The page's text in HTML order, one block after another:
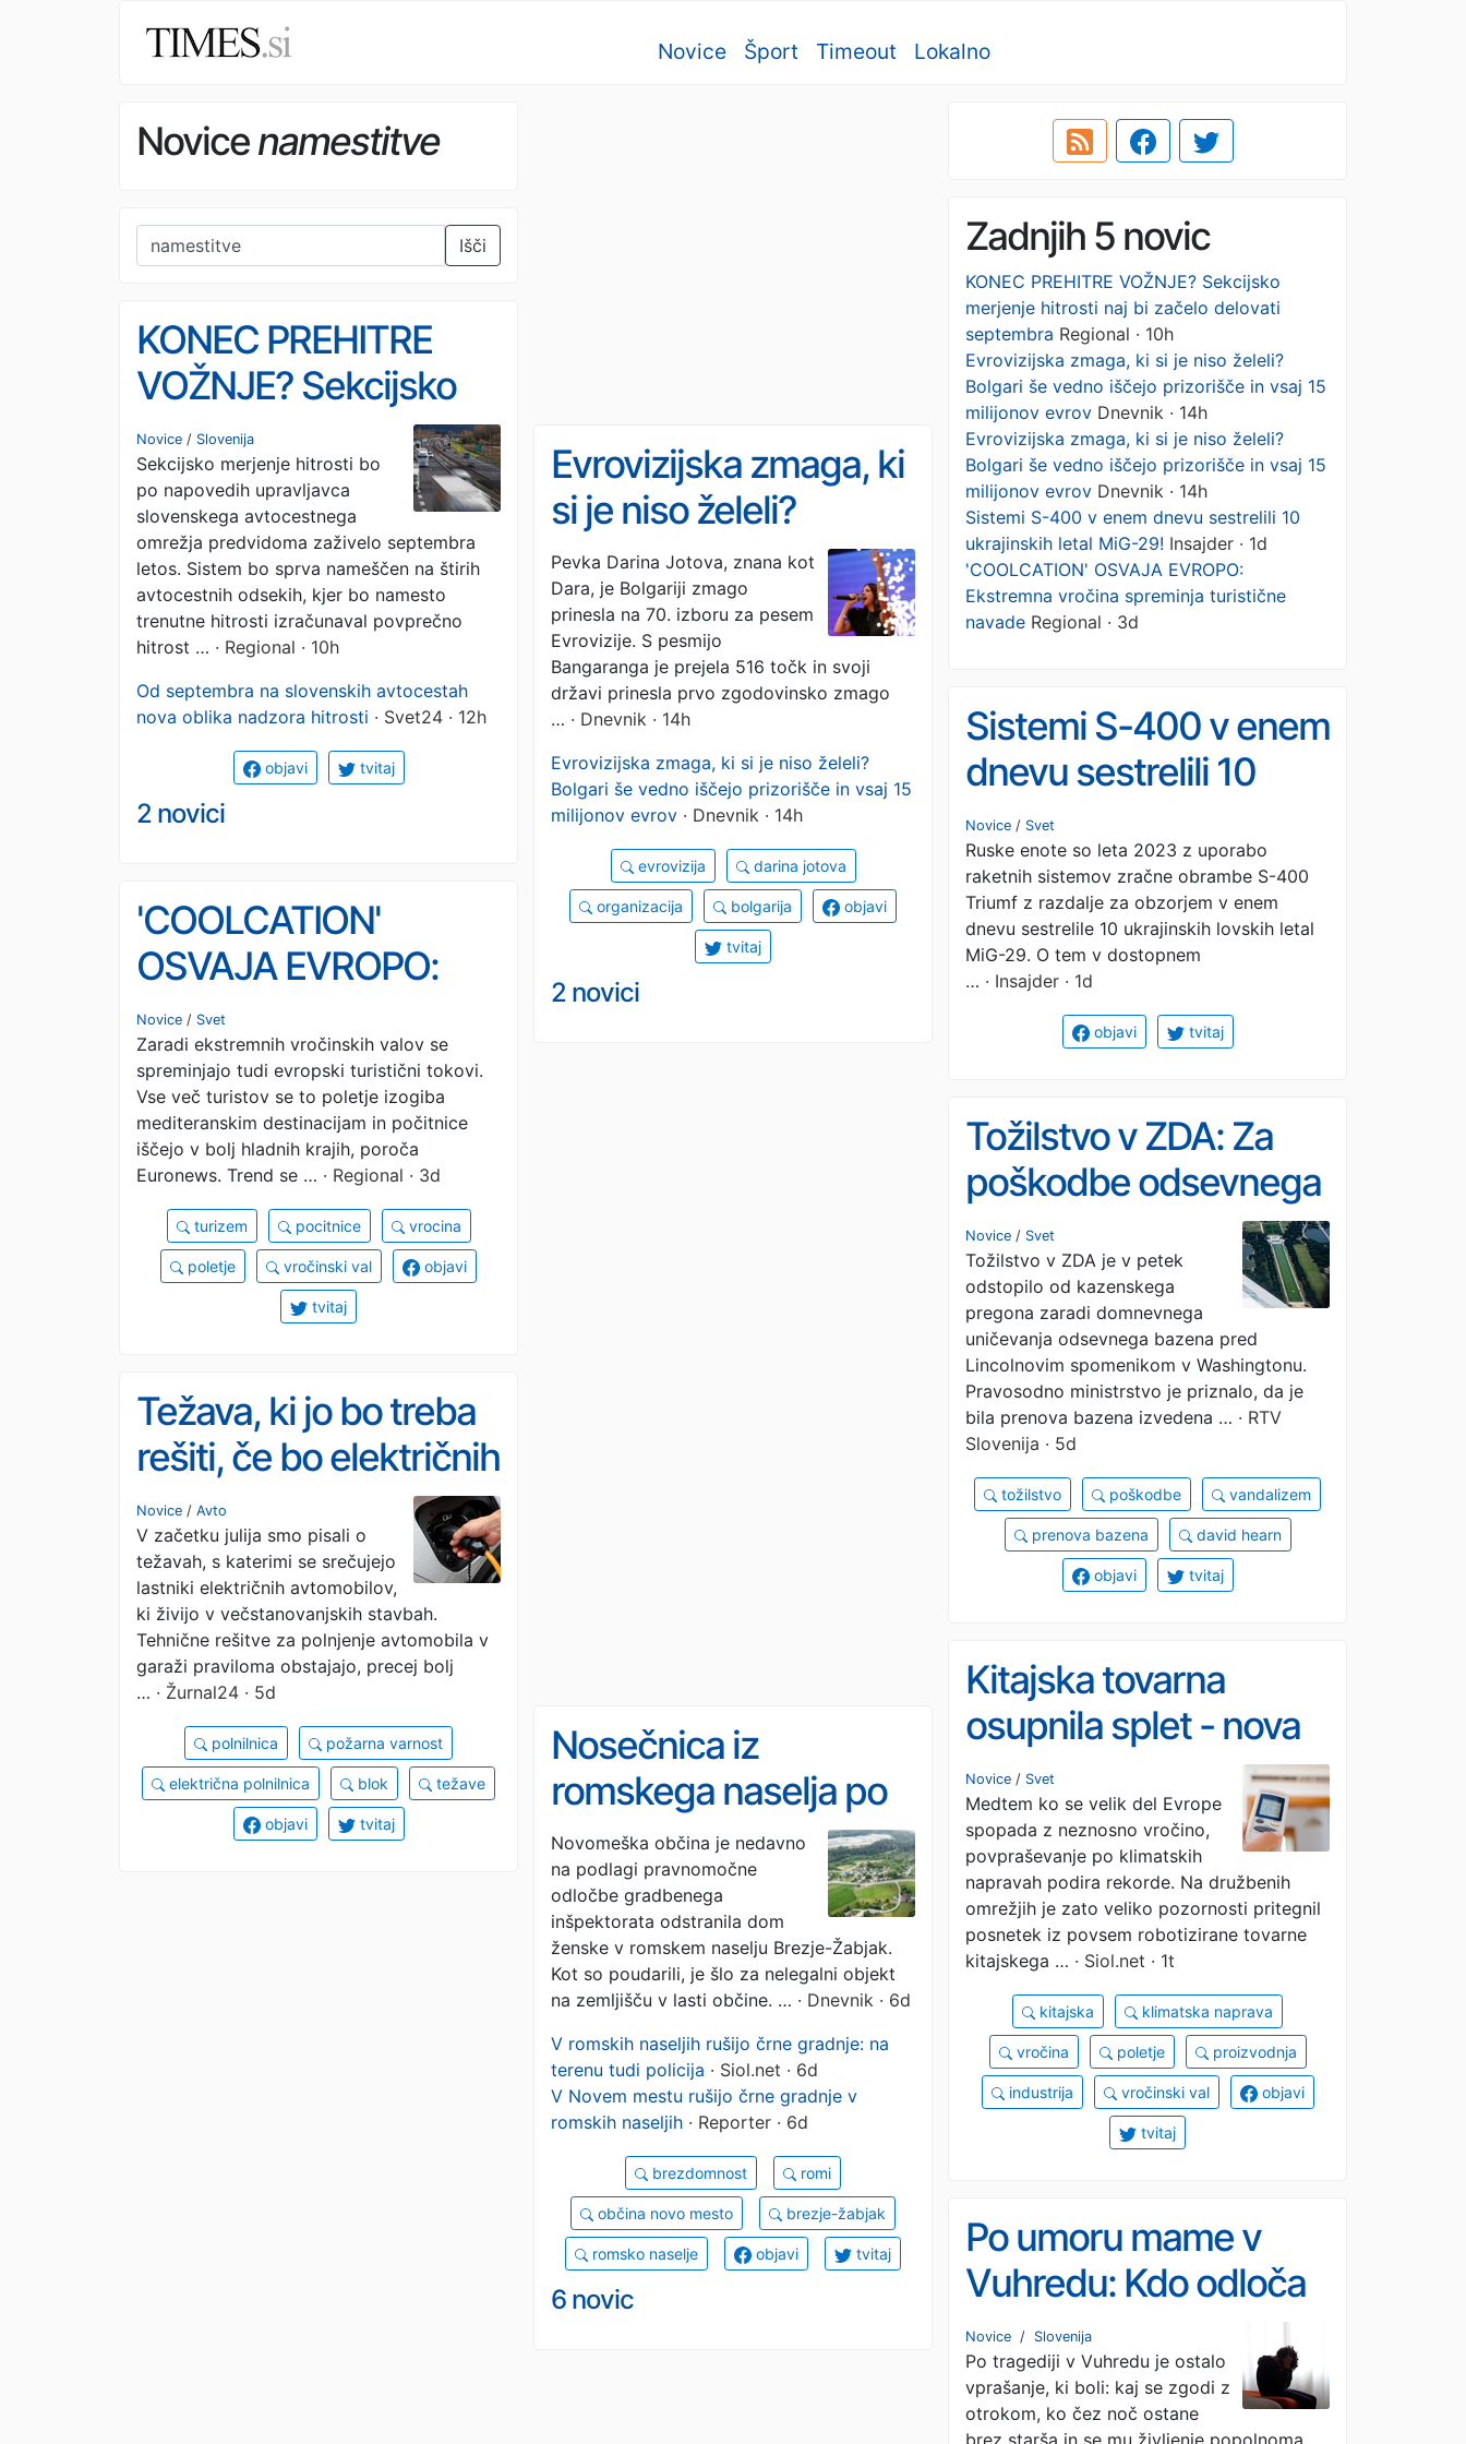
Novice Šport Timeout Lokalno
Novicenamestitve
Išči Zadnjih 5 novic
KONEC PREHITRE VOŽNJE? Sekcijsko
merjenje hitrosti naj bi začelo delovati
septembra Regional · 10h
Evrovizijska zmaga, ki si je niso želeli?
Bolgari še vedno iščejo prizorišče in vsaj 15
milijonov evrov Dnevnik · 14h
Evrovizijska zmaga, ki si je niso želeli?
Bolgari še vedno iščejo prizorišče in vsaj 15
milijonov evrov Dnevnik · 14h
Sistemi S-400 v enem dnevu sestrelili 10
ukrajinskih letal MiG-29! Insajder · 1d
'COOLCATION' OSVAJA EVROPO:
Ekstremna vročina spreminja turistične
navade Regional · 3d
KONEC PREHITRE
VOŽNJE? Sekcijsko
merjenje hitrosti naj bi
začelo delovati
septembra
Novice / Slovenija
Sekcijsko merjenje hitrosti bo
po napovedih upravljavca
slovenskega avtocestnega
omrežja predvidoma zaživelo septembra
letos. Sistem bo sprva nameščen na štirih
avtocestnih odsekih, kjer bo namesto
trenutne hitrosti izračunaval povprečno
hitrost … · Regional · 10h
Od septembra na slovenskih avtocestah
nova oblika nadzora hitrosti · Svet24 · 12h
objavi tvitaj
2 novici
Evrovizijska zmaga, ki
si je niso želeli?
Bolgari še vedno
iščejo prizorišče in
vsaj 15 milijonov evrov
Pevka Darina Jotova, znana kot
Dara, je Bolgariji zmago
prinesla na 70. izboru za pesem
Evrovizije. S pesmijo
Bangaranga je prejela 516 točk in svoji
državi prinesla prvo zgodovinsko zmago
… · Dnevnik · 14h
Evrovizijska zmaga, ki si je niso želeli?
Bolgari še vedno iščejo prizorišče in vsaj 15
milijonov evrov · Dnevnik · 14h
evrovizija darina jotova
organizacija bolgarija objavi
tvitaj
2 novici
Sistemi S-400 v enem
dnevu sestrelili 10
ukrajinskih letal MiG-
29!
Novice / Svet
Ruske enote so leta 2023 z uporabo
raketnih sistemov zračne obrambe S-400
Triumf z razdalje za obzorjem v enem
dnevu sestrelile 10 ukrajinskih lovskih letal
MiG-29. O tem v dostopnem
… · Insajder · 1d
objavi tvitaj
'COOLCATION'
OSVAJA EVROPO:
Ekstremna vročina
spreminja turistične
navade
Novice / Svet
Zaradi ekstremnih vročinskih valov se
spreminjajo tudi evropski turistični tokovi.
Vse več turistov se to poletje izogiba
mediteranskim destinacijam in počitnice
iščejo v bolj hladnih krajih, poroča
Euronews. Trend se … · Regional · 3d
turizem pocitnice vrocina
poletje vročinski val objavi
tvitaj
Tožilstvo v ZDA: Za
poškodbe odsevnega
bazena ni kriv
vandalizem, ampak
slaba izvedba
prenove
Novice / Svet
Tožilstvo v ZDA je v petek
odstopilo od kazenskega
pregona zaradi domnevnega
uničevanja odsevnega bazena pred
Lincolnovim spomenikom v Washingtonu.
Pravosodno ministrstvo je priznalo, da je
bila prenova bazena izvedena … · RTV
Slovenija · 5d
tožilstvo poškodbe vandalizem
prenova bazena david hearn
objavi tvitaj
Težava, ki jo bo treba
rešiti, če bo električnih
avtomobilov vse več
Novice / Avto
V začetku julija smo pisali o
težavah, s katerimi se srečujejo
lastniki električnih avtomobilov,
ki živijo v večstanovanjskih stavbah.
Tehnične rešitve za polnjenje avtomobila v
garaži praviloma obstajajo, precej bolj
… · Žurnal24 · 5d
polnilnica požarna varnost
električna polnilnica blok težave
objavi tvitaj
Kitajska tovarna
osupnila splet - nova
klimatska naprava s
traku vsakih šest
sekund #video
Novice / Svet
Medtem ko se velik del Evrope
spopada z neznosno vročino,
povpraševanje po klimatskih
napravah podira rekorde. Na družbenih
omrežjih je zato veliko pozornosti pritegnil
posnetek iz povsem robotizirane tovarne
kitajskega … · Siol.net · 1t
kitajska klimatska naprava
vročina poletje proizvodnja
industrija vročinski val objavi
tvitaj
Nosečnica iz
romskega naselja po
rušitvi črne gradnje
brez doma
Novomeška občina je nedavno
na podlagi pravnomočne
odločbe gradbenega
inšpektorata odstranila dom
ženske v romskem naselju Brezje-Žabjak.
Kot so poudarili, je šlo za nelegalni objekt
na zemljišču v lasti občine. … · Dnevnik · 6d
V romskih naseljih rušijo črne gradnje: na
terenu tudi policija · Siol.net · 6d
V Novem mestu rušijo črne gradnje v
romskih naseljih · Reporter · 6d
brezdomnost romi
občina novo mesto brezje-žabjak
romsko naselje objavi tvitaj
6 novic
Po umoru mame v
Vuhredu: Kdo odloča
o otrokovi
prihodnosti?
Novice / Slovenija
Po tragediji v Vuhredu je ostalo
vprašanje, ki boli: kaj se zgodi z
otrokom, ko čez noč ostane
brez starša in se mu življenje popolnoma